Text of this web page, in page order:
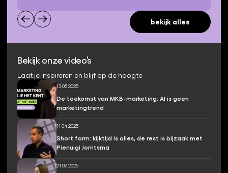
bekijk alles
Bekijk onze video’s
Laat je inspireren en blijf op de hoogte
13 05 2025
De toekomst van MKB-marketing: AI is geen
marketingtrend
11 04 2025
Short form: kijktijd is alles, de rest is bijzaak met
Pierluigi Jorritsma
21 02 2025